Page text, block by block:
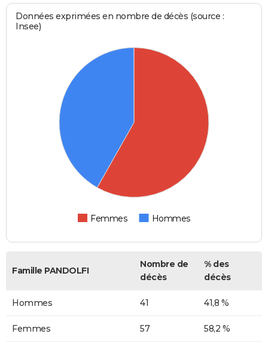
Données exprimées en nombre de décès (source :
Insee)
Femmes Hommes
Famille PANDOLFI
Nombre de
décès
% des
décès
Hommes 41 41,8 %
Femmes 57 58,2 %